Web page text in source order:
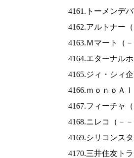
4161.トーメンデ
4162.アルトナー（
4163.Ｍマート（ －
4164.エターナル
4165.ジィ・シィ
4166.ｍｏｎｏＡ
4167.フィーチャ（
4168.ニレコ（ － －
4169.シリコンス
4170.三井住友ト